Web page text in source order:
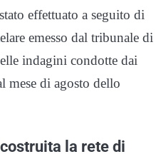
effettuato a seguito di
emesso dal tribunale di
indagini condotte dai
mese di agosto dello
la rete di